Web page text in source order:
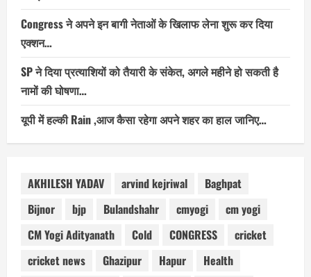
Congress ने अपने इन बागी नेताओं के खिलाफ लेना शुरू कर दिया
एक्शन…
SP ने दिया प्रत्याशियों को तैयारी के संकेत, अगले महीने हो सकती है
नामों की घोषणा…
यूपी में हल्की Rain ,आज कैसा रहेगा अपने शहर का हाल जानिए…
AKHILESH YADAV arvind kejriwal
Baghpat
Bijnor
bjp Bulandshahr cmyogi
cm yogi
CM Yogi Adityanath
Cold CONGRESS
cricket
cricket news
Ghazipur Hapur
Health